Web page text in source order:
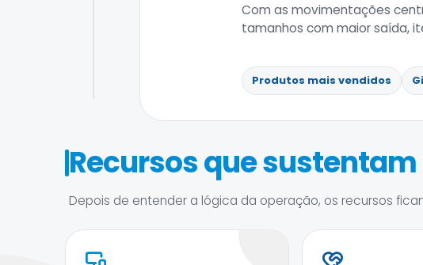
Com as movimentações
tamanhos com maior saída,
Produtos mais vendidos
Recursos que
Depois de entender a lógica da operação, os recursos